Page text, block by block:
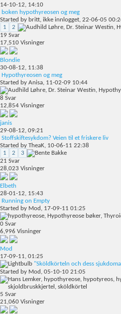
14-10-12, 14:10
boken hypothyreosen og meg
Started by britt, ikke innlogget, 22-06-05
1
2
19 Svar
17,510 Visninger
Blondie
30-08-12, 11:38
Hypothyreosen og meg
Started by Anisa, 11-02-09 10:44
8 Svar
12,854 Visninger
janis
29-08-12, 09:21
Stoffskiftesykdom? Veien til et friskere liv
Started by TheaK, 10-06-11 22:38
1
2
3
21 Svar
28,023 Visninger
Elbeth
28-01-12, 15:43
Running on Empty
Started by Mod , 17-09-11 01:25
0 Svar
6,996 Visninger
Mod
17-09-11, 01:25
"Sköldkörteln och dess
Started by Mod , 05-10-10 21:05
5 Svar
21,060 Visninger